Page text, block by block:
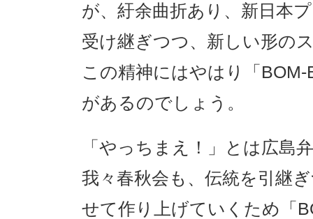
が、紆余曲折あり、新日本
受け継ぎつつ、新しい形の
この精神にはやはり「
があるのでしょう。
「やっちまえ！」とは広島
我々春秋会も、伝統を引継
せて作り上げていくため「